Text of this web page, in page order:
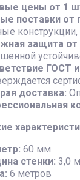
цены от 1
поставки от
конструкции,
защита от
ГОСТ
доставка:
60 мм
стенки: 3,0
6 метров